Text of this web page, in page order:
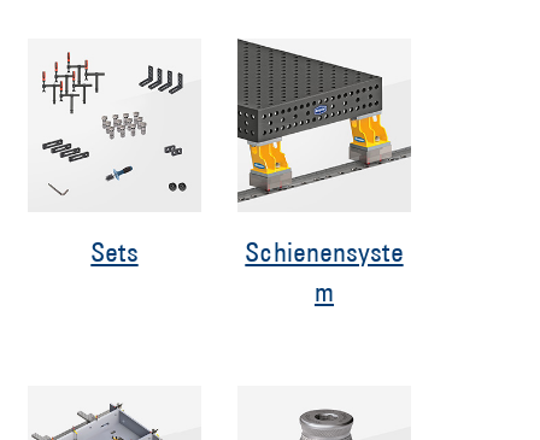
Sets
Schienensyste
m